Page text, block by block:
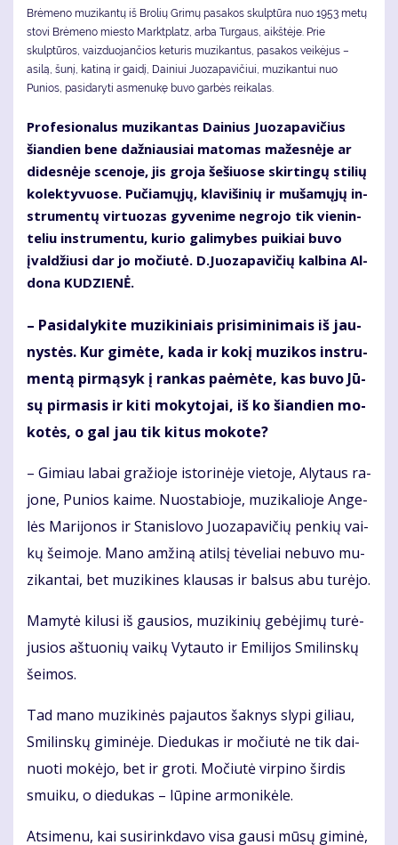
Brėmeno muzikantų iš Brolių Grimų pasakos skulptūra nuo 1953 metų
stovi Brėmeno miesto Marktplatz, arba Turgaus, aikštėje. Prie
skulptūros, vaizduojančios keturis muzikantus, pasakos veikėjus –
asilą, šunį, katiną ir gaidį, Dainiui Juozapavičiui, muzikantui nuo
Punios, pasidaryti asmenukę buvo garbės reikalas.
Pro­fe­sio­na­lus mu­zi­kan­tas Dai­nius Juo­za­pa­vi­čius
šian­dien be­ne daž­niau­siai ma­to­mas ma­žes­nė­je ar
di­des­nė­je sce­no­je, jis gro­ja še­šiuo­se skir­tin­gų sti­lių
ko­lek­ty­vuo­se. Pu­čia­mų­jų, kla­vi­ši­nių ir mu­ša­mų­jų in­
stru­men­tų vir­tuo­zas gy­ve­ni­me ne­gro­jo tik vie­nin­
te­liu in­stru­men­tu, ku­rio ga­li­my­bes pui­kiai bu­vo
įval­džiu­si dar jo mo­čiu­tė. D.Juo­za­pa­vi­čių kal­bi­na Al­
do­na KU­DZIE­NĖ.
– Pa­si­da­ly­ki­te mu­zi­ki­niais pri­si­mi­ni­mais iš jau­
nys­tės. Kur gi­mė­te, ka­da ir ko­kį mu­zi­kos in­stru­
men­tą pir­mą­syk į ran­kas pa­ė­mė­te, kas bu­vo Jū­
sų pir­ma­sis ir ki­ti mo­ky­to­jai, iš ko šian­dien mo­
ko­tės, o gal jau tik ki­tus mo­ko­te?
– Gi­miau la­bai gra­žio­je is­to­ri­nė­je vie­to­je, Aly­taus ra­
jo­ne, Pu­nios kai­me. Nuo­sta­bio­je, mu­zi­ka­lio­je An­ge­
lės Ma­ri­jo­nos ir Sta­nis­lo­vo Juo­za­pa­vi­čių pen­kių vai­
kų šei­mo­je. Ma­no am­ži­ną atil­sį tė­ve­liai ne­bu­vo mu­
zi­kan­tai, bet mu­zi­ki­nes klau­sas ir bal­sus abu tu­rė­jo.
Ma­my­tė ki­lu­si iš gau­sios, mu­zi­ki­nių ge­bė­ji­mų tu­rė­
ju­sios aš­tuo­nių vai­kų Vy­tau­to ir Emi­li­jos Smi­lins­kų
šei­mos.
Tad ma­no mu­zi­ki­nės pa­jau­tos šak­nys sly­pi gi­liau,
Smi­lins­kų gi­mi­nė­je. Die­du­kas ir mo­čiu­tė ne tik dai­
nuo­ti mo­kė­jo, bet ir gro­ti. Mo­čiu­tė vir­pi­no šir­dis
smui­ku, o die­du­kas – lū­pi­ne ar­mo­ni­kė­le.
At­si­me­nu, kai su­si­rink­da­vo vi­sa gau­si mū­sų gi­mi­nė,